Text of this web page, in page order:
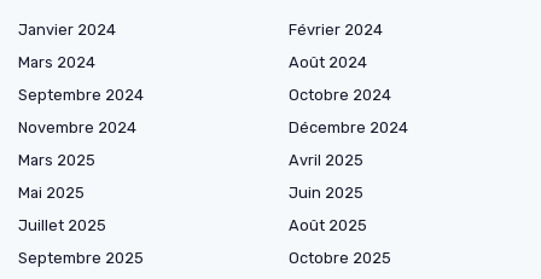
Janvier 2024
Février 2024
Mars 2024
Août 2024
Septembre 2024
Octobre 2024
Novembre 2024
Décembre 2024
Mars 2025
Avril 2025
Mai 2025
Juin 2025
Juillet 2025
Août 2025
Septembre 2025
Octobre 2025